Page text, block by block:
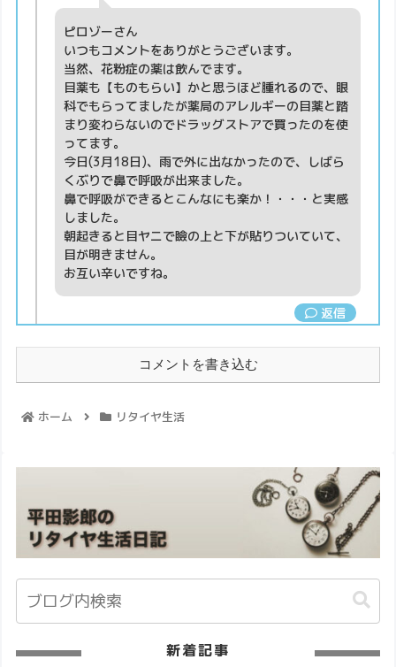
ピロゾーさん
いつもコメントをありがとうございます。
当然、花粉症の薬は飲んでます。
目薬も【ものもらい】かと思うほど腫れるので、眼
科でもらってましたが薬局のアレルギーの目薬と踏
まり変わらないのでドラッグストアで買ったのを使
ってます。
今日(3月18日)、雨で外に出なかったので、しばら
くぶりで鼻で呼吸が出来ました。
鼻で呼吸ができるとこんなにも楽か！・・・と実感
しました。
朝起きると目ヤニで瞼の上と下が貼りついていて、
目が明きません。
お互い辛いですね。
返信
コメントを書き込む
ホーム リタイヤ生活
新着記事